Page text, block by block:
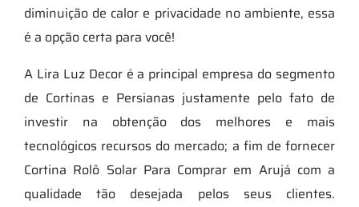
diminuição de calor e privacidade no ambiente, essa
é a opção certa para você!
A Lira Luz Decor é a principal empresa do segmento
de Cortinas e Persianas justamente pelo fato de
investir na obtenção dos melhores e mais
tecnológicos recursos do mercado; a fim de fornecer
Cortina Rolô Solar Para Comprar em Arujá com a
qualidade tão desejada pelos seus clientes.